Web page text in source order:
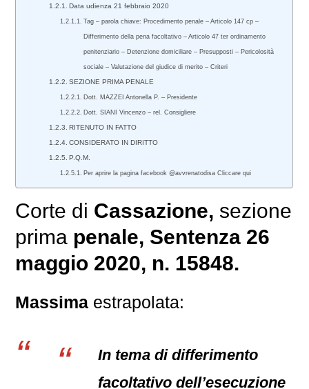
Data udienza 21 febbraio 2020
Tag – parola chiave: Procedimento penale – Articolo 147 cp –
Differimento della pena facoltativo – Articolo 47 ter ordinamento
penitenziario – Detenzione domiciliare – Presupposti – Pericolosità
sociale – Valutazione del giudice di merito – Criteri
SEZIONE PRIMA PENALE
Dott. MAZZEI Antonella P. – Presidente
Dott. SIANI Vincenzo – rel. Consigliere
RITENUTO IN FATTO
CONSIDERATO IN DIRITTO
P.Q.M.
Per aprire la pagina facebook @avvrenatodisa Cliccare qui
Corte di Cassazione, sezione
prima penale, Sentenza 26
maggio 2020, n. 15848.
Massima estrapolata:
In tema di differimento
facoltativo dell’esecuzione